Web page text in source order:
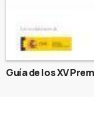
Guía de los XV